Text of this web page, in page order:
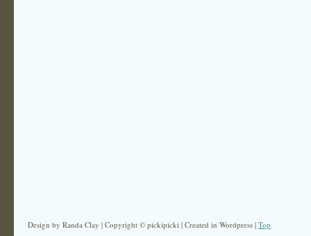
Design by Randa Clay | Copyright © pickipicki | Created in Wordpress | Top